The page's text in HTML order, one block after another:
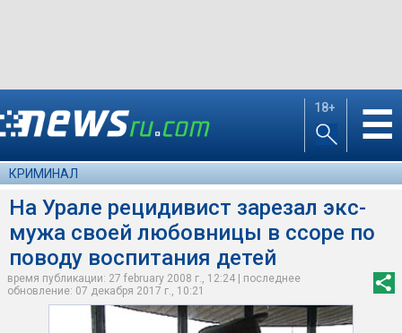
18+ ☰
КРИМИНАЛ
На Урале рецидивист зарезал экс-
мужа своей любовницы в ссоре по
поводу воспитания детей
время публикации: 27 february 2008 г., 12:24 | последнее
обновление: 07 декабря 2017 г., 10:21